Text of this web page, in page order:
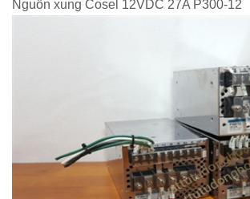
Nguồn xung Cosel 12VDC 27A P300-12